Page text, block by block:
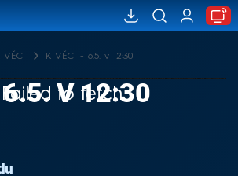
VĚCI K VĚCI - 6.5. v 12:30
Failed to fetch
6.5. V 12:30